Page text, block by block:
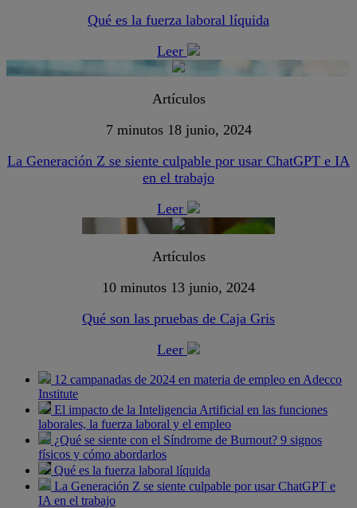
Qué es la fuerza laboral líquida
Leer
Artículos
7 minutos 18 junio, 2024
La Generación Z se siente culpable por usar ChatGPT e IA
en el trabajo
Leer
Artículos
10 minutos 13 junio, 2024
Qué son las pruebas de Caja Gris
Leer
12 campanadas de 2024 en materia de empleo en Adecco
Institute
El impacto de la Inteligencia Artificial en las funciones
laborales, la fuerza laboral y el empleo
¿Qué se siente con el Síndrome de Burnout? 9 signos
físicos y cómo abordarlos
Qué es la fuerza laboral líquida
La Generación Z se siente culpable por usar ChatGPT e
IA en el trabajo